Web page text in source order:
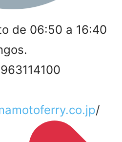
de 06:50 a 16:40
/